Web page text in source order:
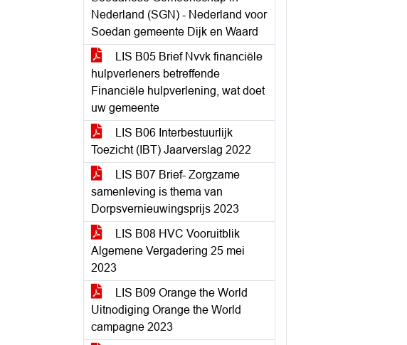
Nederland (SGN) - Nederland voor
Soedan gemeente Dijk en Waard
LIS B05 Brief Nvvk financiële
hulpverleners betreffende
Financiële hulpverlening, wat doet
uw gemeente
LIS B06 Interbestuurlijk
Toezicht (IBT) Jaarverslag 2022
LIS B07 Brief- Zorgzame
samenleving is thema van
Dorpsvernieuwingsprijs 2023
LIS B08 HVC Vooruitblik
Algemene Vergadering 25 mei
2023
LIS B09 Orange the World
Uitnodiging Orange the World
campagne 2023